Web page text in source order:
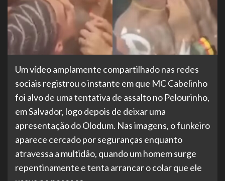
Um vídeo amplamente compartilhado nas redes
sociais registrou o instante em que MC Cabelinho
foi alvo de uma tentativa de assalto no Pelourinho,
em Salvador, logo depois de deixar uma
apresentação do Olodum. Nas imagens, o funkeiro
aparece cercado por seguranças enquanto
atravessa a multidão, quando um homem surge
repentinamente e tenta arrancar o colar que ele